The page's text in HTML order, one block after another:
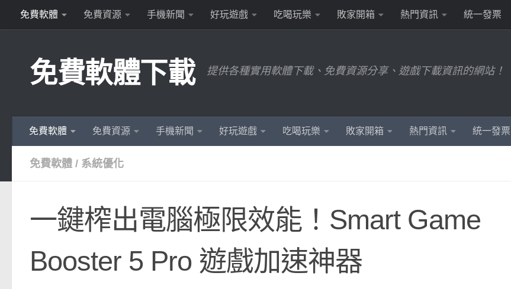
Skip to content
免費軟體 免費資源 手機新聞 好玩遊戲 吃喝玩樂 敗家開箱 熱門資訊 統一發票
免費軟體下載 提供各種實用軟體下載、免費資源分享、遊戲下載資訊的網站！
免費軟體 免費資源 手機新聞 好玩遊戲 吃喝玩樂 敗家開箱 熱門資訊 統一發票
免費軟體 / 系統優化
一鍵榨出電腦極限效能！Smart Game
Booster 5 Pro 遊戲加速神器